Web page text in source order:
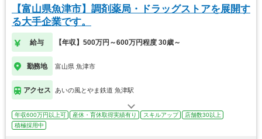
【富山県魚津市】調剤薬局・ドラッグストアを展開す
る大手企業です。
給与 【年収】500万円～600万円程度 30歳～
勤務地 富山県 魚津市
アクセス あいの風とやま鉄道 魚津駅
年収600万円以上可 産休・育休取得実績有り スキルアップ
店舗数30以上
積極採用中